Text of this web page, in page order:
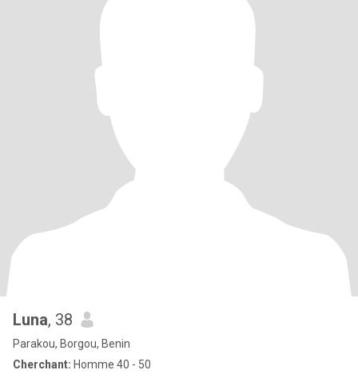
Luna, 38
Parakou, Borgou, Benin
Cherchant: Homme 40 - 50